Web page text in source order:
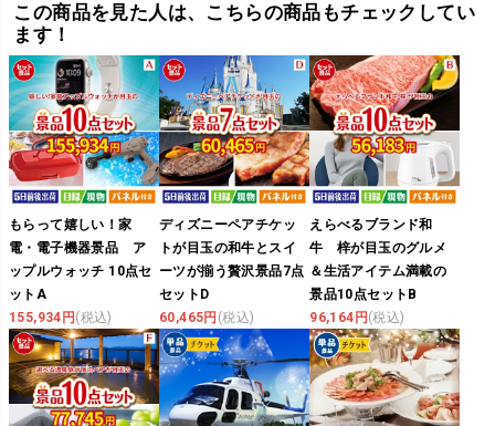
この商品を見た人は、こちらの商品もチェックしてい
ます！
もらって嬉しい！家
電・電子機器景品 ア
ップルウォッチ 10点セ
ットA
155,934円(税込)
ディズニーペアチケッ
トが目玉の和牛とスイ
ーツが揃う贅沢景品7点
セットD
60,465円 (税込)
えらべるブランド和
牛 梓が目玉のグルメ
＆生活アイテム満載の
景品10点セットB
96,164円(税込)